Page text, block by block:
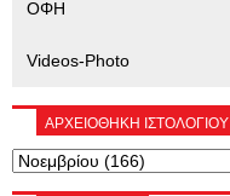
ΟΦΗ
Videos-Photo
ΑΡΧΕΙΟΘΗΚΗ ΙΣΤΟΛΟΓΙΟΥ